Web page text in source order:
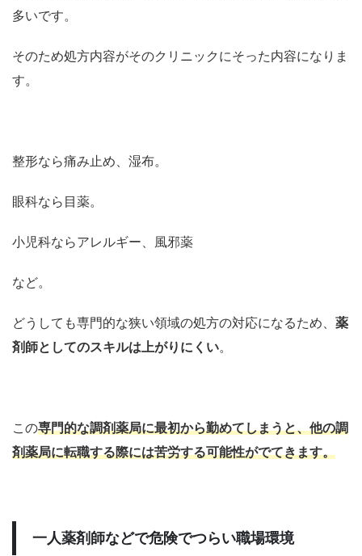
多いです。
そのため処方内容がそのクリニックにそった内容になりま
す。
整形なら痛み止め、湿布。
眼科なら目薬。
小児科ならアレルギー、風邪薬
など。
どうしても専門的な狭い領域の処方の対応になるため、 薬
剤師としてのスキルは上がりにくい。
この専門的な調剤薬局に最初から勤めてしまうと、他の調
剤薬局に転職する際には苦労する可能性がでてきます。
一人薬剤師などで危険でつらい職場環境